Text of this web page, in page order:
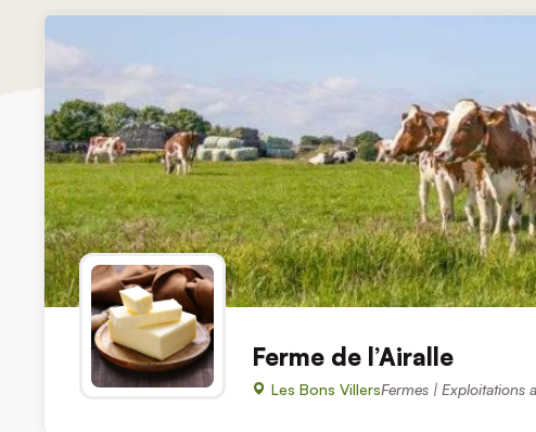
Ferme de l’Airalle
Les Bons VillersFermes | Exploitations